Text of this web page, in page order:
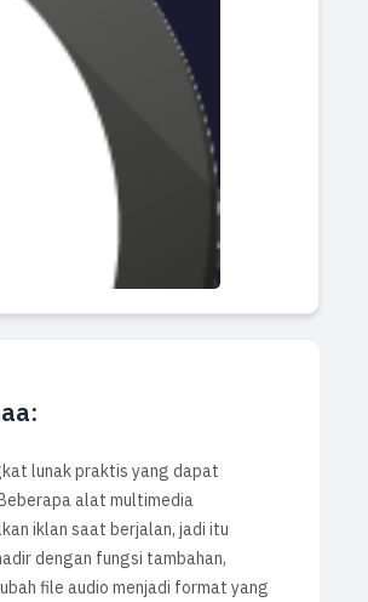
lunak praktis yang dapat
alat multimedia
iklan saat berjalan, jadi itu
dengan fungsi tambahan,
file audio menjadi format yang